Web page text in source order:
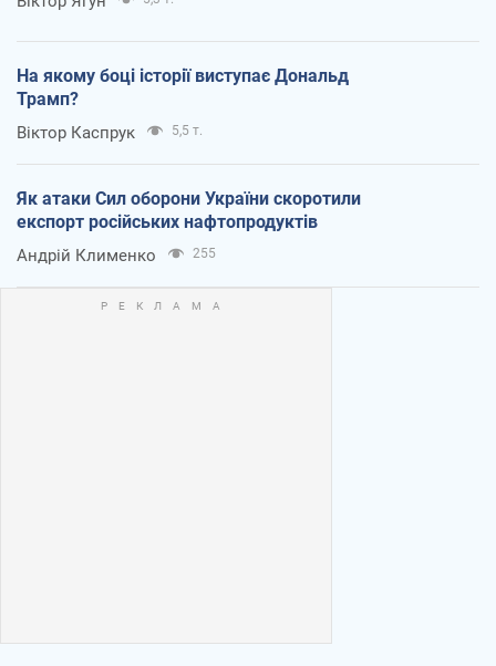
На якому боці історії виступає Дональд
Трамп?
Віктор Каспрук 5,5 т.
Як атаки Сил оборони України скоротили
експорт російських нафтопродуктів
Андрій Клименко 255